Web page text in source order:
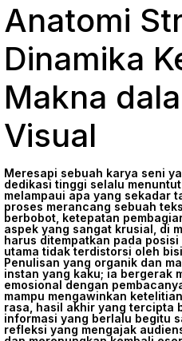
Anatomi
Dinamika
Makna
Visual
Meresapi sebuah karya seni
dedikasi tinggi selalu
melampaui apa yang sekadar
proses merancang sebuah
berbobot, ketepatan
aspek yang sangat krusial, di
harus ditempatkan pada
utama tidak terdistorsi oleh
Penulisan yang organik dan
instan yang kaku; ia bergerak
emosional dengan
mampu mengawinkan
rasa, hasil akhir yang tercipta
informasi yang berlalu begitu
refleksi yang mengajak